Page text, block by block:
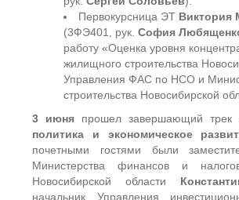
Первокурсница ЭТ Виктория
(3ФЭ401, рук. София
работу «Оценка уровня
жилищного строительства
Управления ФАС по НСО и
строительства Новосибирской
3 июня прошел завершающий трек
политика и экономическое
почетными гостями были
Министерства финансов и
Новосибирской области
начальник Управления